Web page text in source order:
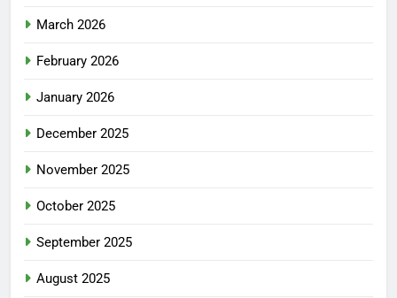
March 2026
February 2026
January 2026
December 2025
November 2025
October 2025
September 2025
August 2025